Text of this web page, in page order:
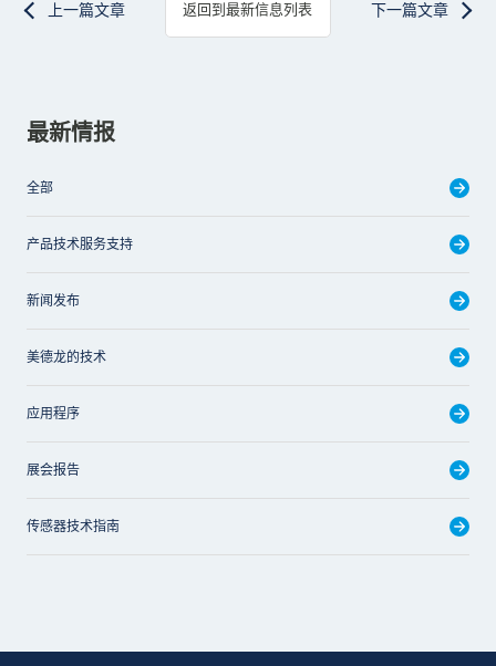
上一篇文章 返回到最新信息列表 下一篇文章
最新情报
全部
产品技术服务支持
新闻发布
美德龙的技术
应用程序
展会报告
传感器技术指南